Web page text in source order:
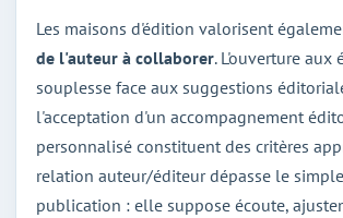
Les maisons d'édition valorisent
de l'auteur à collaborer. L'ouverture aux
souplesse face aux suggestions
l'acceptation d'un accompagnement
personnalisé constituent des critères
relation auteur/éditeur dépasse le
publication : elle suppose écoute,